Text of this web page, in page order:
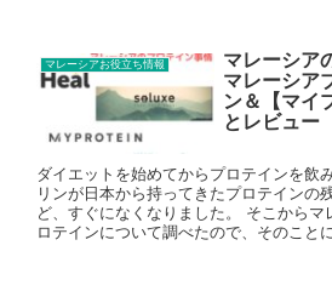
マレーシアお役立ち情報
マレーシア
マレーシア
ン＆【マイ
とレビュー
ダイエットを始めてからプロテインを飲
リンが日本から持ってきたプロテインの
ど、すぐになくなりました。 そこから
ロテインについて調べたので、そのこと